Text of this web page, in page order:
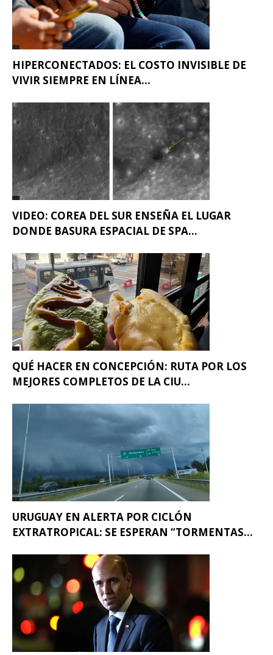
HIPERCONECTADOS: EL COSTO INVISIBLE DE
VIVIR SIEMPRE EN LÍNEA...
VIDEO: COREA DEL SUR ENSEÑA EL LUGAR
DONDE BASURA ESPACIAL DE SPA...
QUÉ HACER EN CONCEPCIÓN: RUTA POR LOS
MEJORES COMPLETOS DE LA CIU...
URUGUAY EN ALERTA POR CICLÓN
EXTRATROPICAL: SE ESPERAN “TORMENTAS...